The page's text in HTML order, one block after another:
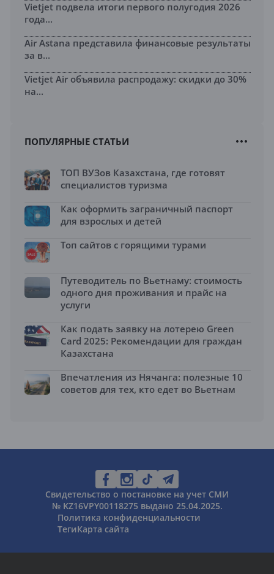
Vietjet подвела итоги первого полугодия 2026
года...
Air Astana представила финансовые результаты
за в...
Vietjet Air объявила распродажу: скидки до 30%
на...
ПОПУЛЯРНЫЕ СТАТЬИ
ТОП ВУЗов Казахстана, где готовят
специалистов туризма
Как оформить заграничный паспорт
для взрослых и детей
Топ сайтов с горящими турами
Путеводитель по Вьетнаму: стоимость
одного дня проживания и прайс на
услуги
Как подать заявку на лотерею Green
Card 2025: Рекомендации для граждан
Казахстана
Впечатления из Нячанга: полезные 10
советов для тех, кто едет во Вьетнам
Свидетельство о постановке на учет СМИ
№ KZ16VPY00118275 выдано 25.04.2025.
Политика конфиденциальности
ТегиКарта сайта